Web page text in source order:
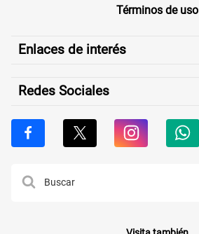
Términos de uso
Enlaces de interés
Redes Sociales